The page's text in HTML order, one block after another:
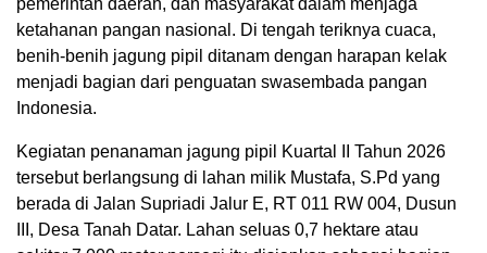
pemerintah daerah, dan masyarakat dalam menjaga
ketahanan pangan nasional. Di tengah teriknya cuaca,
benih-benih jagung pipil ditanam dengan harapan kelak
menjadi bagian dari penguatan swasembada pangan
Indonesia.
Kegiatan penanaman jagung pipil Kuartal II Tahun 2026
tersebut berlangsung di lahan milik Mustafa, S.Pd yang
berada di Jalan Supriadi Jalur E, RT 011 RW 004, Dusun
III, Desa Tanah Datar. Lahan seluas 0,7 hektare atau